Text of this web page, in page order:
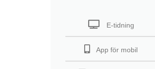
E-tidning
App för mobil